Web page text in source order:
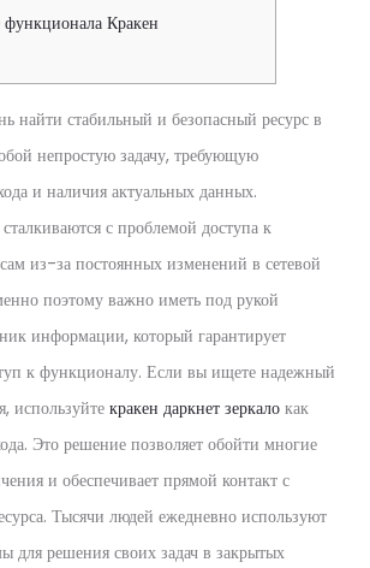
Кракен
найти стабильный и безопасный ресурс в
непростую задачу, требующую
и наличия актуальных данных.
с проблемой доступа к
из-за постоянных изменений в сетевой
поэтому важно иметь под рукой
информации, который гарантирует
к функционалу. Если вы ищете надежный
используйте кракен даркнет зеркало как
Это решение позволяет обойти многие
и обеспечивает прямой контакт с
Тысячи людей ежедневно используют
для решения своих задач в закрытых